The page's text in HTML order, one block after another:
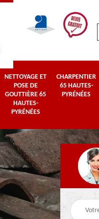
NETTOYAGE ET
POSE DE
GOUTTIÈRE 65
HAUTES-
PYRÉNÉES
CHARPENTIER
65 HAUTES-
PYRÉNÉES
Couvreur 65 Hautes-
Pyrénées